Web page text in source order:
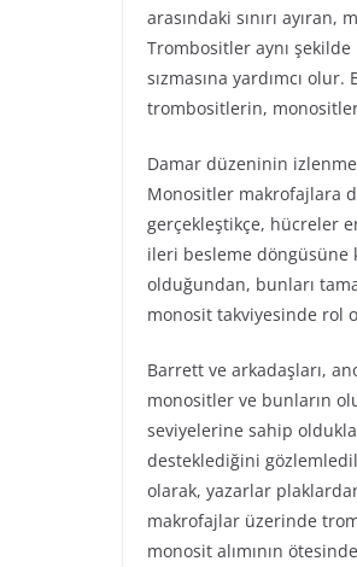
arasındaki sınırı
Trombositler aynı
sızmasına yardımcı
trombositlerin,
Damar düzeninin
Monositler makrofajlara
gerçekleştikçe, hücreler
ileri besleme döngüsüne
olduğundan, bunları
monosit takviyesinde rol
Barrett ve arkadaşları,
monositler ve bunların
seviyelerine sahip
desteklediğini
olarak, yazarlar
makrofajlar üzerinde
monosit alımının